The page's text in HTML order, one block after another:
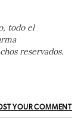
todo el
reservados.
YOUR COMMENT